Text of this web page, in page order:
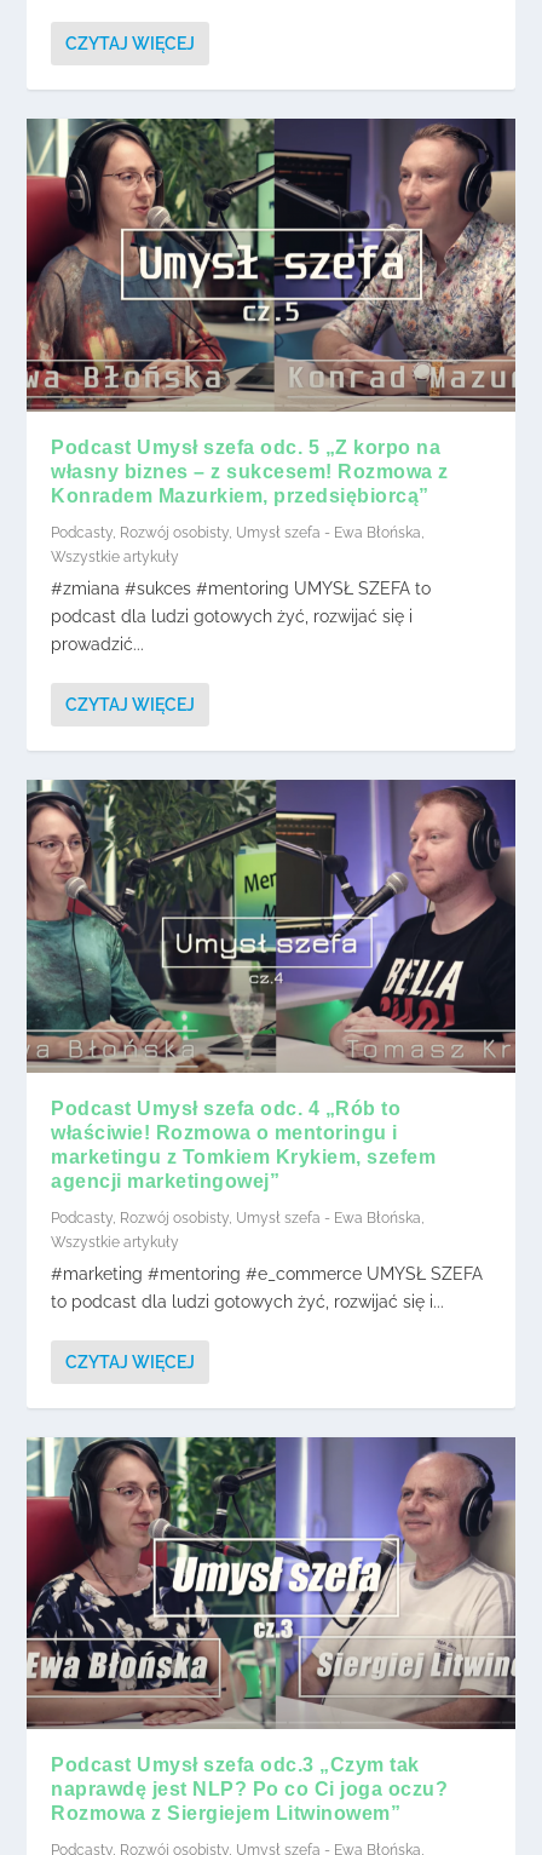
CZYTAJ WIĘCEJ
Podcast Umysł szefa odc. 5 „Z korpo na
własny biznes – z sukcesem! Rozmowa z
Konradem Mazurkiem, przedsiębiorcą”
Podcasty, Rozwój osobisty, Umysł szefa - Ewa Błońska,
Wszystkie artykuły
#zmiana #sukces #mentoring UMYSŁ SZEFA to
podcast dla ludzi gotowych żyć, rozwijać się i
prowadzić...
CZYTAJ WIĘCEJ
Podcast Umysł szefa odc. 4 „Rób to
właściwie! Rozmowa o mentoringu i
marketingu z Tomkiem Krykiem, szefem
agencji marketingowej”
Podcasty Rozwój osobisty Umysł szefa - Ewa Błońska
Wszystkie artykuły
#marketing #mentoring #e_commerce UMYSŁ SZEFA
to podcast dla ludzi gotowych żyć, rozwijać się i...
CZYTAJ WIĘCEJ
Podcast Umysł szefa odc.3 „Czym tak
naprawdę jest NLP? Po co Ci joga oczu?
Rozmowa z Siergiejem Litwinowem”
Podcasty, Rozwój osobisty, Umysł szefa - Ewa Błońska,